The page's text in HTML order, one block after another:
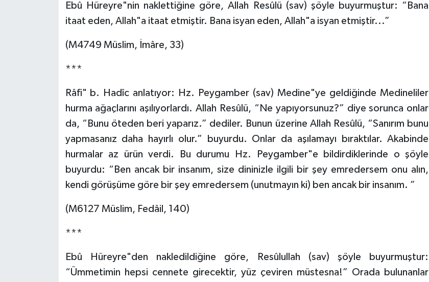
Ebû Hüreyre"nin naklettiğine göre, Allah Resûlü (sav) şöyle buyurmuştur: “Bana
itaat eden, Allah"a itaat etmiştir. Bana isyan eden, Allah"a isyan etmiştir...”
(M4749 Müslim, İmâre, 33)
***
Râfi" b. Hadîc anlatıyor: Hz. Peygamber (sav) Medine"ye geldiğinde Medineliler
hurma ağaçlarını aşılıyorlardı. Allah Resûlü, “Ne yapıyorsunuz?” diye sorunca onlar
da, “Bunu öteden beri yaparız.” dediler. Bunun üzerine Allah Resûlü, “Sanırım bunu
yapmasanız daha hayırlı olur.” buyurdu. Onlar da aşılamayı bıraktılar. Akabinde
hurmalar az ürün verdi. Bu durumu Hz. Peygamber"e bildirdiklerinde o şöyle
buyurdu: “Ben ancak bir insanım, size dininizle ilgili bir şey emredersem onu alın,
kendi görüşüme göre bir şey emredersem (unutmayın ki) ben ancak bir insanım. ”
(M6127 Müslim, Fedâil, 140)
***
Ebû Hüreyre"den nakledildiğine göre, Resûlullah (sav) şöyle buyurmuştur:
“Ümmetimin hepsi cennete girecektir, yüz çeviren müstesna!” Orada bulunanlar
Diyarbakır Müftülüğü
Düzce Müftülüğü
Elazığ Müftülüğü
Erzincan Müftülüğü
Erzurum Müftülüğü
Eskişehir Müftülüğü
Gaziantep Müftülüğü
Giresun Müftülüğü
Gümüşhane Müftülüğü
İhtida Haberleri